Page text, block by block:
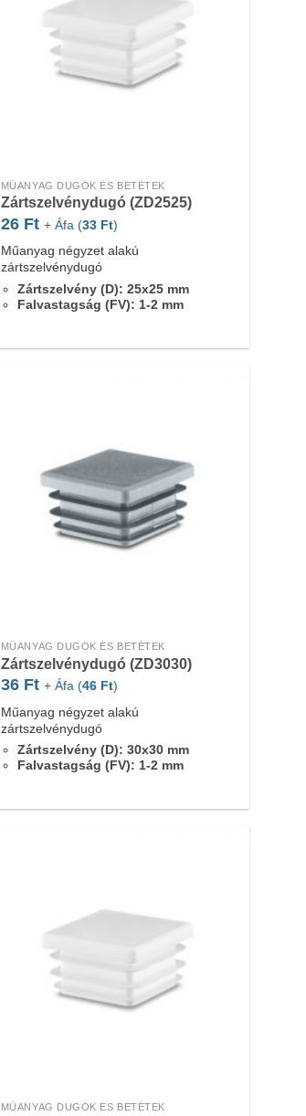
MŰANYAG DUGÓK ÉS BETÉTEK
Zártszelvénydugó (ZD2525)
26 Ft + Áfa (33 Ft)
Műanyag négyzet alakú
zártszelvénydugó
Zártszelvény (D): 25x25 mm
Falvastagság (FV): 1-2 mm
MŰANYAG DUGÓK ÉS BETÉTEK
Zártszelvénydugó (ZD3030)
36 Ft + Áfa (46 Ft)
Műanyag négyzet alakú
zártszelvénydugó
Zártszelvény (D): 30x30 mm
Falvastagság (FV): 1-2 mm
MŰANYAG DUGÓK ÉS BETÉTEK